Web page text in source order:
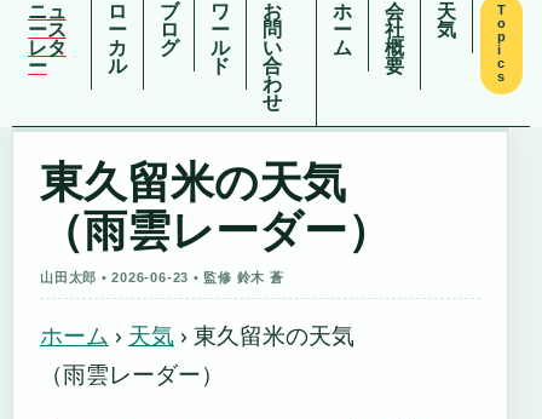
ニュ
ース
レタ
ー
ロ
ー
カ
ル
ブ
ロ
グ
ワ
ー
ル
ド
お
問
い
合
わ
せ
ホ
ー
ム
会
社
概
要
天
気
T
o
p
i
c
s
東久留米の天気
（雨雲レーダー）
山田太郎 • 2026-06-23 • 監修 鈴木 蒼
ホーム › 天気 › 東久留米の天気
（雨雲レーダー）